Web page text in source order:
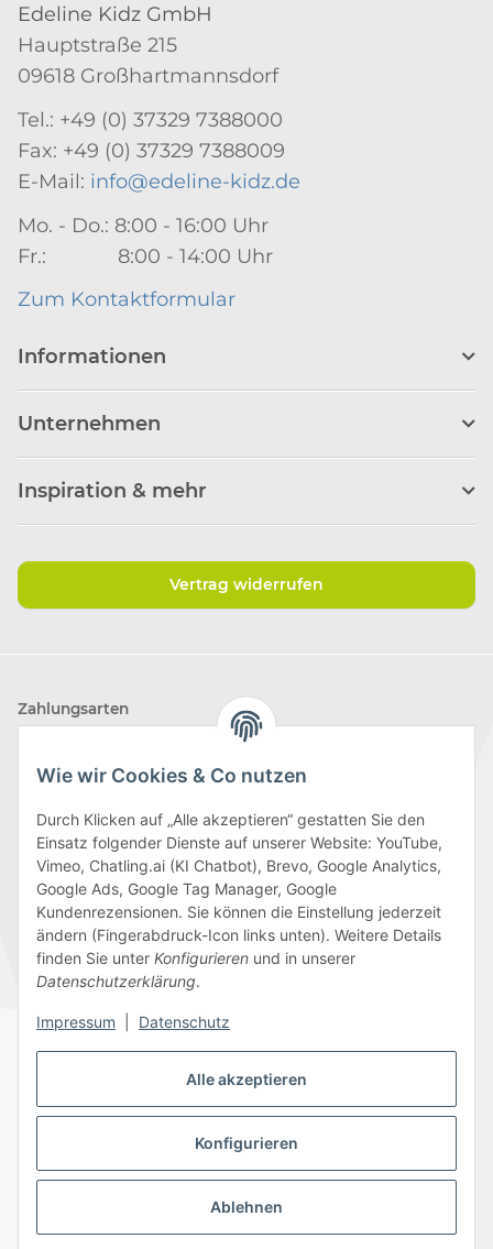
Alle akzeptieren
Konfigurieren
Ablehnen
Wie wir Cookies & Co nutzen
Durch Klicken auf „Alle akzeptieren“ gestatten Sie den
Einsatz folgender Dienste auf unserer Website: YouTube,
Vimeo, Chatling.ai (KI Chatbot), Brevo, Google Analytics,
Google Ads, Google Tag Manager, Google
Kundenrezensionen. Sie können die Einstellung jederzeit
ändern (Fingerabdruck-Icon links unten). Weitere Details
finden Sie unter Konfigurieren und in unserer
Datenschutzerklärung.
Impressum Datenschutz
Edeline Kidz GmbH
Hauptstraße 215
09618 Großhartmannsdorf
Tel.: +49 (0) 37329 7388000
Fax: +49 (0) 37329 7388009
E-Mail: info@edeline-kidz.de
Mo. - Do.: 8:00 - 16:00 Uhr
Fr.: 8:00 - 14:00 Uhr
Zum Kontaktformular
Informationen
Unternehmen
Inspiration & mehr
Vertrag widerrufen
Zahlungsarten
Wir versenden mit
Folge uns
DatenschutzAGBSitemapImpressum
BatteriegesetzhinweiseWiderrufsrecht